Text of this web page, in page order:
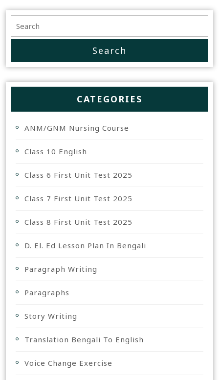
CATEGORIES
ANM/GNM Nursing Course
Class 10 English
Class 6 First Unit Test 2025
Class 7 First Unit Test 2025
Class 8 First Unit Test 2025
D. El. Ed Lesson Plan In Bengali
Paragraph Writing
Paragraphs
Story Writing
Translation Bengali To English
Voice Change Exercise